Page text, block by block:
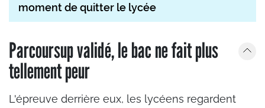
moment de quitter le lycée
Parcoursup validé, le bac ne fait plus
tellement peur
L'épreuve derrière eux, les lycéens regardent